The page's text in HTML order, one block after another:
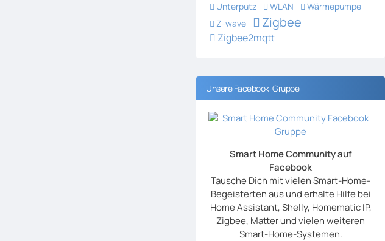
Unterputz WLAN
Wärmepumpe
Z-wave
Zigbee
Zigbee2mqtt
Unsere Facebook-Gruppe
Smart Home Community auf
Facebook
Tausche Dich mit vielen Smart-Home-
Begeisterten aus und erhalte Hilfe bei
Home Assistant, Shelly, Homematic IP,
Zigbee, Matter und vielen weiteren
Smart-Home-Systemen.